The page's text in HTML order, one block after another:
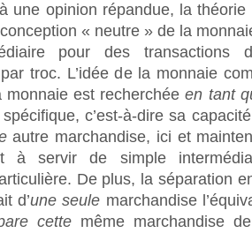
une opinion répandue, la
« neutre » de la
pour des transactions
troc. L’idée de la monnaie
monnaie est recherchéeen tant
spécifique, c’est-à-dire sa
autre marchandise, ici et
à servir de simple
De plus, la séparation
d’une seule marchandise
cette même marchandise